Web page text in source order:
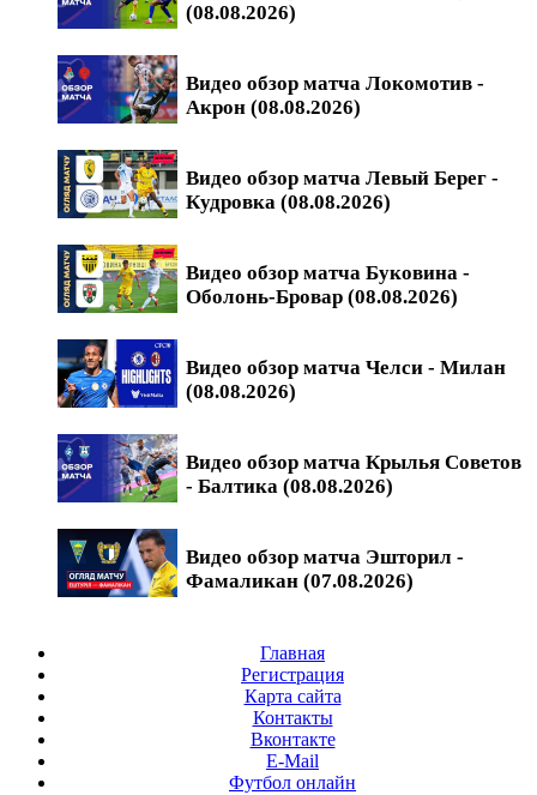
(08.08.2026)
Видео обзор матча Локомотив -
Акрон (08.08.2026)
Видео обзор матча Левый Берег -
Кудровка (08.08.2026)
Видео обзор матча Буковина -
Оболонь-Бровар (08.08.2026)
Видео обзор матча Челси - Милан
(08.08.2026)
Видео обзор матча Крылья Советов
- Балтика (08.08.2026)
Видео обзор матча Эшторил -
Фамаликан (07.08.2026)
Главная
Регистрация
Карта сайта
Контакты
Вконтакте
E-Mail
Футбол онлайн